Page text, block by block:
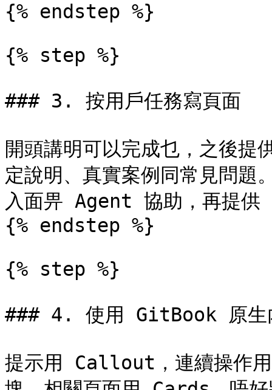
{% endstep %}
{% step %}
### 3. 按用戶任務寫頁面
開頭講明可以完成乜，之後提
定說明、真實案例同常見問題
入面畀 Agent 協助，再提供
{% endstep %}
{% step %}
### 4. 使用 GitBook 原生
提示用 Callout，連續操作